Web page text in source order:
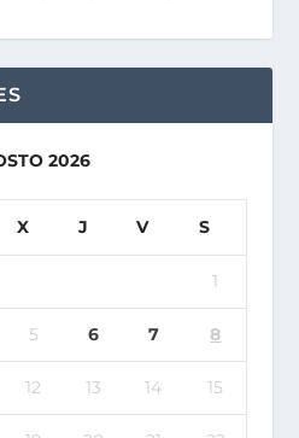
2026
X J V S
1
5 6 7 8
12 13 14 15